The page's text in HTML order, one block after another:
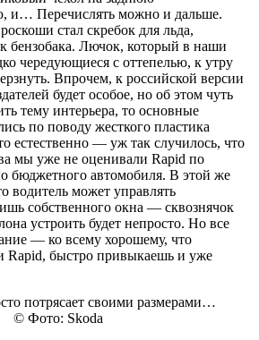
и… Перечислять можно и дальше.
стал скребок для льда,
Лючок, который в наши
чередующиеся с оттепелью, к утру
Впрочем, к российской версии
будет особое, но об этом чуть
тему интерьера, то основные
по поводу жесткого пластика
естественно — уж так случилось, что
мы уже не оценивали Rapid по
бюджетного автомобиля. В этой же
водитель может управлять
собственного окна — сквознячок
устроить будет непросто. Но все
— ко всему хорошему, что
Rapid, быстро привыкаешь и уже
потрясает своими размерами…
© Фото: Skoda